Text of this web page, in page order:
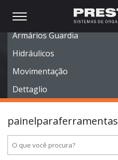
Móveis Modulares
Armários Guardia
Hidráulicos
Movimentação
Dettaglio
painelparaferramentas